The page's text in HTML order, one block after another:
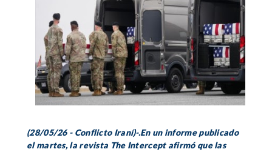
(28/05/26 - Conflicto Iraní)-.En un informe publicado
el martes, la revista The Intercept afirmó que las